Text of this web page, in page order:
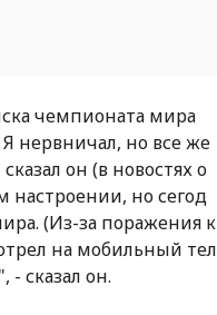
чемпионата мира
нервничал, но все же
он (в новостях о
настроении, но сегод
(Из-за поражения к
на мобильный тел
сказал он.